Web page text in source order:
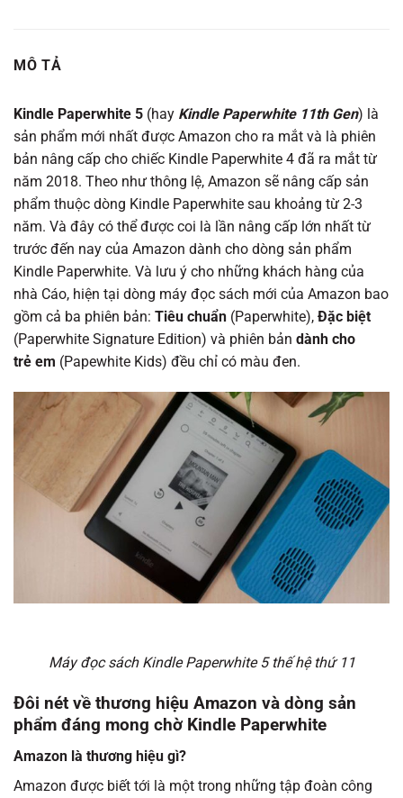
MÔ TẢ
Kindle Paperwhite 5 (hay Kindle Paperwhite 11th Gen) là
sản phẩm mới nhất được Amazon cho ra mắt và là phiên
bản nâng cấp cho chiếc Kindle Paperwhite 4 đã ra mắt từ
năm 2018. Theo như thông lệ, Amazon sẽ nâng cấp sản
phẩm thuộc dòng Kindle Paperwhite sau khoảng từ 2-3
năm. Và đây có thể được coi là lần nâng cấp lớn nhất từ
trước đến nay của Amazon dành cho dòng sản phẩm
Kindle Paperwhite. Và lưu ý cho những khách hàng của
nhà Cáo, hiện tại dòng máy đọc sách mới của Amazon bao
gồm cả ba phiên bản: Tiêu chuẩn (Paperwhite), Đặc biệt
(Paperwhite Signature Edition) và phiên bản dành cho
trẻ em (Papewhite Kids) đều chỉ có màu đen.
Máy đọc sách Kindle Paperwhite 5 thế hệ thứ 11
Đôi nét về thương hiệu Amazon và dòng sản
phẩm đáng mong chờ Kindle Paperwhite
Amazon là thương hiệu gì?
Amazon được biết tới là một trong những tập đoàn công